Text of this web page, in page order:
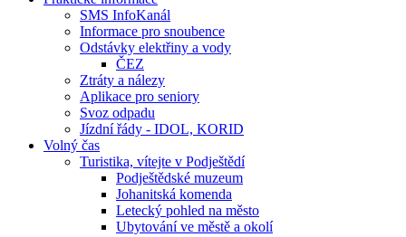
SMS InfoKanál
Informace pro snoubence
Odstávky elektřiny a vody
ČEZ
Ztráty a nálezy
Aplikace pro seniory
Svoz odpadu
Jízdní řády - IDOL, KORID
Volný čas
Turistika, vítejte v Podještědí
Podještědské muzeum
Johanitská komenda
Letecký pohled na město
Ubytování ve městě a okolí